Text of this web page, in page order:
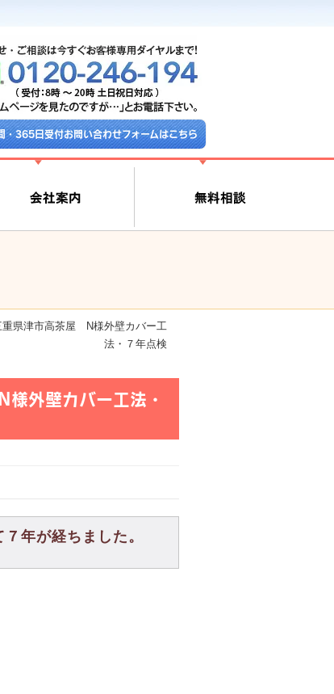
・365日受付お問い合わせフォームはこちら
県津市高茶屋 N様外壁カバー工
法・７年点検
外壁カバー工法・
年が経ちました。